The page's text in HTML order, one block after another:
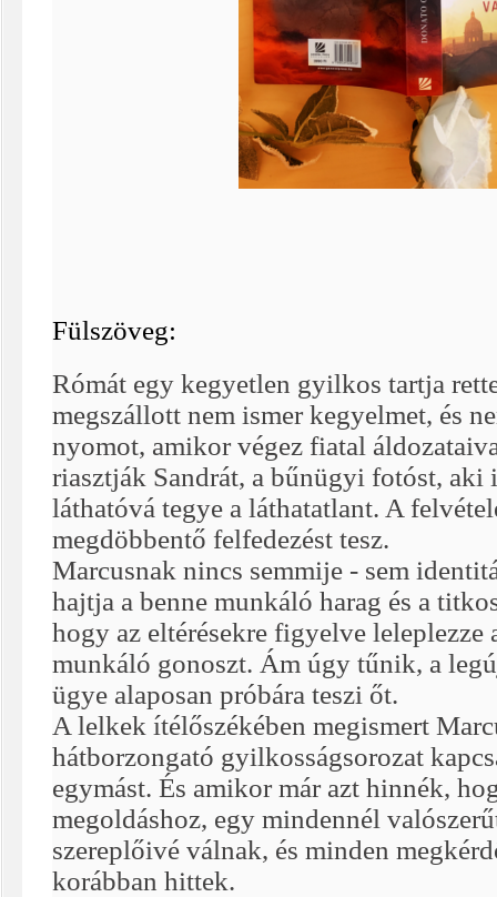
Fülszöveg:
Rómát egy kegyetlen gyilkos tartja
megszállott nem ismer kegyelmet, és
nyomot, amikor végez fiatal
riasztják Sandrát, a bűnügyi fotóst, aki
láthatóvá tegye a láthatatlant. A
megdöbbentő felfedezést tesz.
Marcusnak nincs semmije - sem
hajtja a benne munkáló harag és a
hogy az eltérésekre figyelve leleplezze
munkáló gonoszt. Ám úgy tűnik, a
ügye alaposan próbára teszi őt.
A lelkek ítélőszékében megismert
hátborzongató gyilkosságsorozat
egymást. És amikor már azt hinnék,
megoldáshoz, egy mindennél
szereplőivé válnak, és minden
korábban hittek.